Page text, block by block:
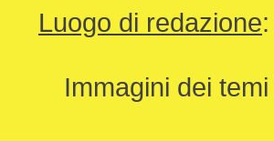
Luogo di redazione
Immagini dei